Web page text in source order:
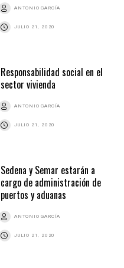
ANTONIO GARCÍA
JULIO 21, 2020
Responsabilidad social en el
sector vivienda
ANTONIO GARCÍA
JULIO 21, 2020
Sedena y Semar estarán a
cargo de administración de
puertos y aduanas
ANTONIO GARCÍA
JULIO 21, 2020